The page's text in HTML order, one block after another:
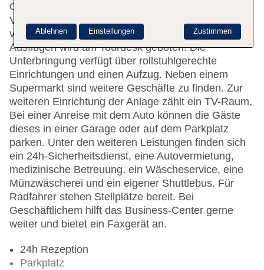
Getränkeautomat stehen als Serviceleistungen zur
Verfügung. WLAN ist in den öffentlichen Bereichen
verfügbar. Hilfestellung bei der Buchung von
Ausflügen wird am Tourdesk geboten. Die
Unterbringung verfügt über rollstuhlgerechte
Einrichtungen und einen Aufzug. Neben einem
Supermarkt sind weitere Geschäfte zu finden. Zur
weiteren Einrichtung der Anlage zählt ein TV-Raum.
Bei einer Anreise mit dem Auto können die Gäste
dieses in einer Garage oder auf dem Parkplatz
parken. Unter den weiteren Leistungen finden sich
ein 24h-Sicherheitsdienst, eine Autovermietung,
medizinische Betreuung, ein Wäscheservice, eine
Münzwäscherei und ein eigener Shuttlebus. Für
Radfahrer stehen Stellplätze bereit. Bei
Geschäftlichem hilft das Business-Center gerne
weiter und bietet ein Faxgerät an.
24h Rezeption
Parkplatz
Zustimmen
Ablehnen Einstellungen